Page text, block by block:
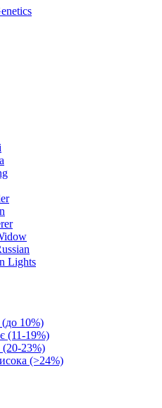
Lights
10%)
(11-19%)
23%)
(>24%)